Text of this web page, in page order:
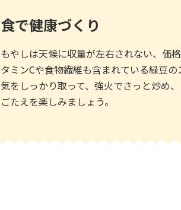
食で健康づくり
もやしは天候に収量が左右されない、価
タミンCや食物繊維も含まれている緑豆
気をしっかり取って、強火でさっと炒め
ごたえを楽しみましょう。